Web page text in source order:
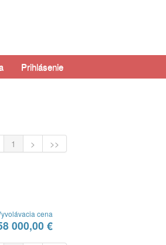
Prihlásenie
1 > >>
cena
000,00 €